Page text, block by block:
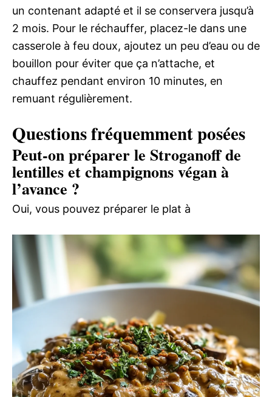
un contenant adapté et il se conservera jusqu’à
2 mois. Pour le réchauffer, placez-le dans une
casserole à feu doux, ajoutez un peu d’eau ou de
bouillon pour éviter que ça n’attache, et
chauffez pendant environ 10 minutes, en
remuant régulièrement.
Questions fréquemment posées
Peut-on préparer le Stroganoff de
lentilles et champignons végan à
l’avance ?
Oui, vous pouvez préparer le plat à